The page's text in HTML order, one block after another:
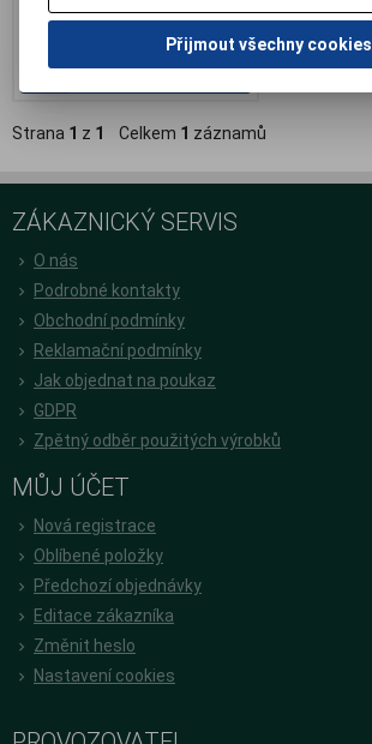
1 029 Kč
Přidat do košíku
Strana 1 z 1 Celkem 1 záznamů
ZÁKAZNICKÝ SERVIS
O nás
Podrobné kontakty
Obchodní podmínky
Reklamační podmínky
Jak objednat na poukaz
GDPR
Zpětný odběr použitých výrobků
MŮJ ÚČET
Nová registrace
Oblíbené položky
Předchozí objednávky
Editace zákazníka
Změnit heslo
Nastavení cookies
Přijmout všechny cookies